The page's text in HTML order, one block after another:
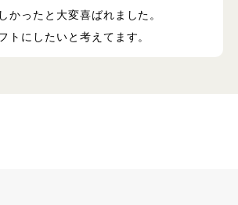
かったと大変喜ばれました。
トにしたいと考えてます。